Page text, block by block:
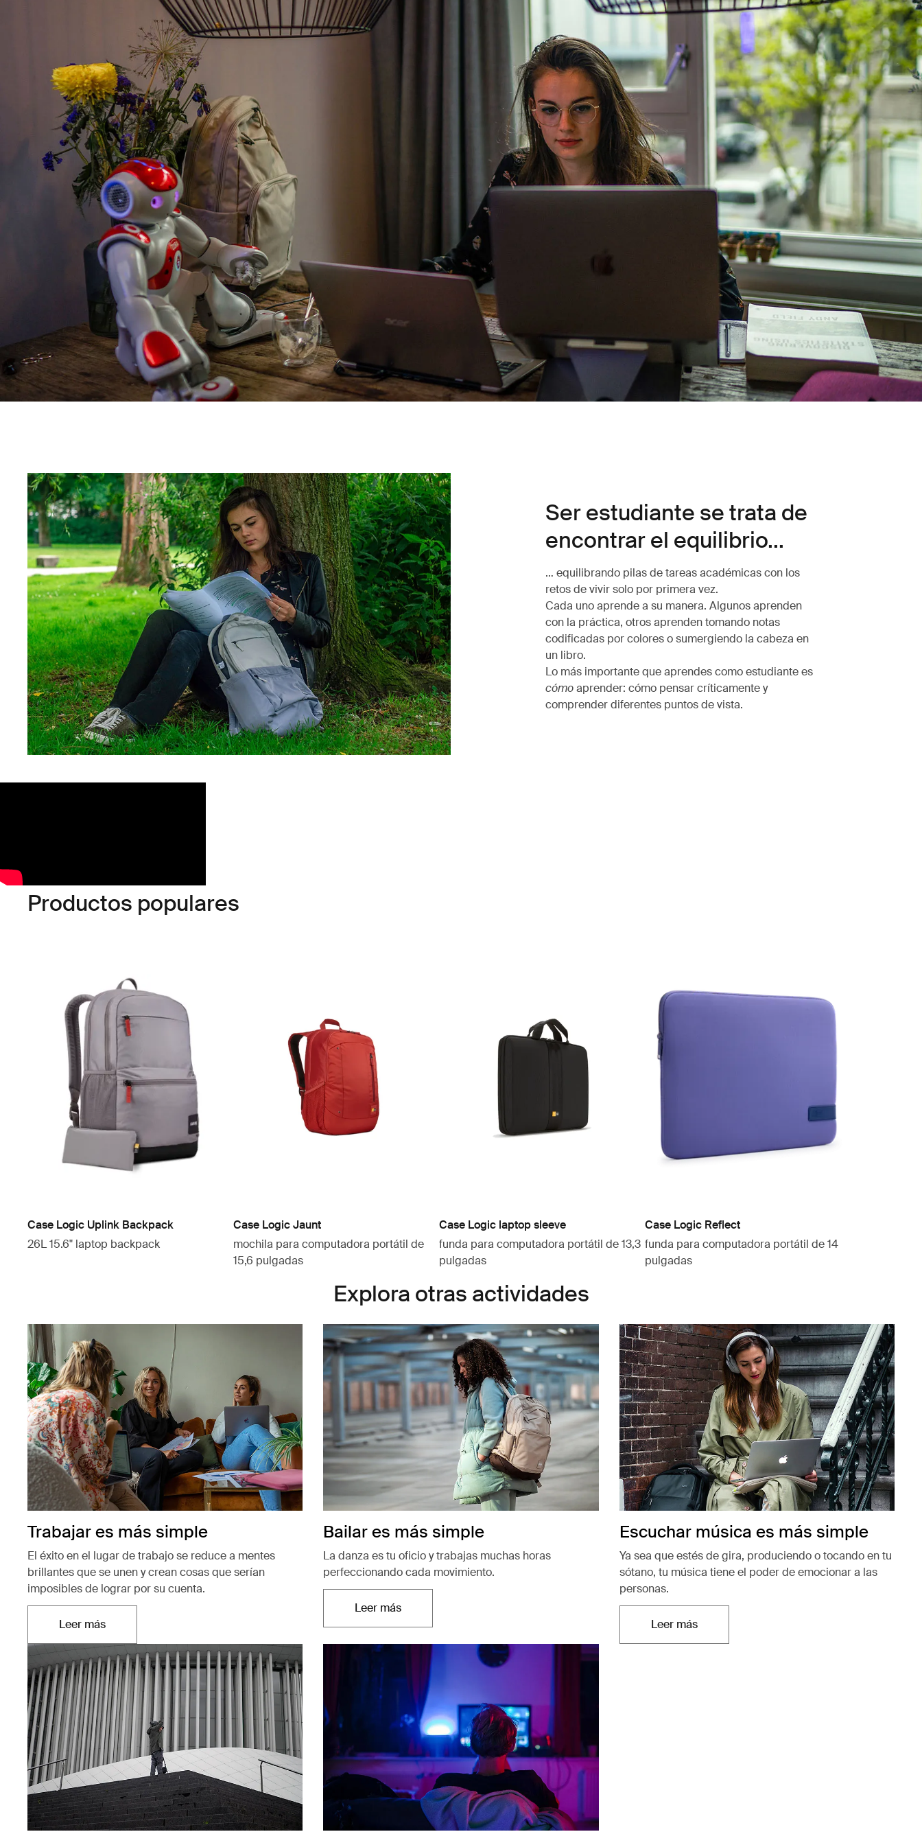
Ser estudiante se trata de
encontrar el equilibrio...
… equilibrando pilas de tareas académicas con los
retos de vivir solo por primera vez.
Cada uno aprende a su manera. Algunos aprenden
con la práctica, otros aprenden tomando notas
codificadas por colores o sumergiendo la cabeza en
un libro.
Lo más importante que aprendes como estudiante es
cómoaprender: cómo pensar críticamente y
comprender diferentes puntos de vista.
Productos populares
Case Logic Uplink Backpack
26L 15.6" laptop backpack
Case Logic Jaunt
mochila para computadora portátil de
15,6 pulgadas
Case Logic laptop sleeve
funda para computadora portátil de 13,3
pulgadas
Case Logic Reflect
funda para computadora portátil de 14
pulgadas
Explora otras actividades
Trabajar es más simple
El éxito en el lugar de trabajo se reduce a mentes
brillantes que se unen y crean cosas que serían
imposibles de lograr por su cuenta.
Leer másSe abre en una nueva pestaña
Bailar es más simple
La danza es tu oficio y trabajas muchas horas
perfeccionando cada movimiento.
Leer másSe abre en una nueva pestaña
Escuchar música es más simple
Ya sea que estés de gira, produciendo o tocando en tu
sótano, tu música tiene el poder de emocionar a las
personas.
Leer másSe abre en una nueva pestaña